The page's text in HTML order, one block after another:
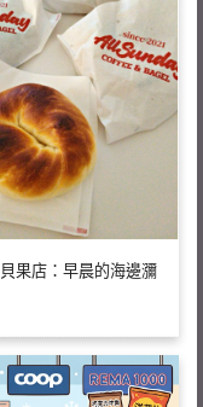
果店：早晨的海邊瀰